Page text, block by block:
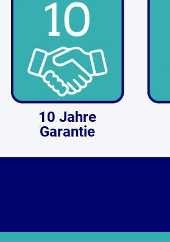
10 Jahre
Garantie